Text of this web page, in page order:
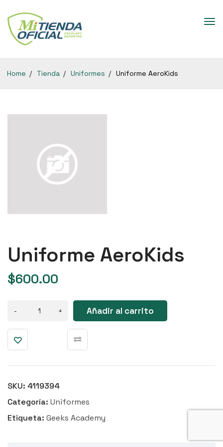
Home Tienda Uniformes Uniforme AeroKids
Uniforme AeroKids
$600.00
Añadir al carrito
SKU: 4119394
Categoría: Uniformes
Etiqueta: Geeks Academy